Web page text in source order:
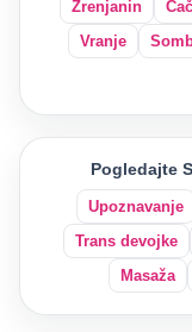
Zrenjanin
Vranje
Pogledajte
Upoznavanje
Trans devojke
Masaža